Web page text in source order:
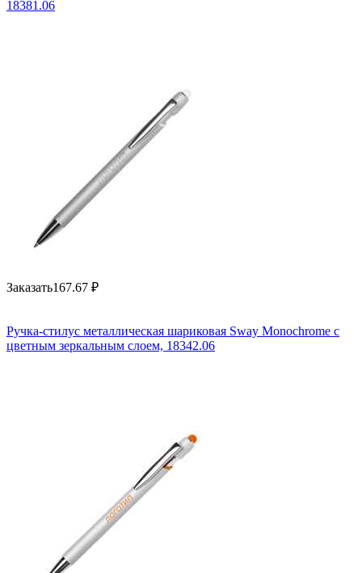
18381.06
Заказать167.67 ₽
Ручка-стилус металлическая шариковая Sway Monochrome с
цветным зеркальным слоем, 18342.06